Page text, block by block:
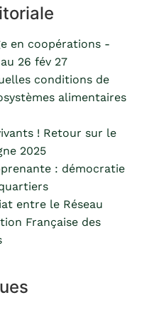
en coopérations -
26 fév 27
conditions de
alimentaires
! Retour sur le
2025
: démocratie
entre le Réseau
Française des